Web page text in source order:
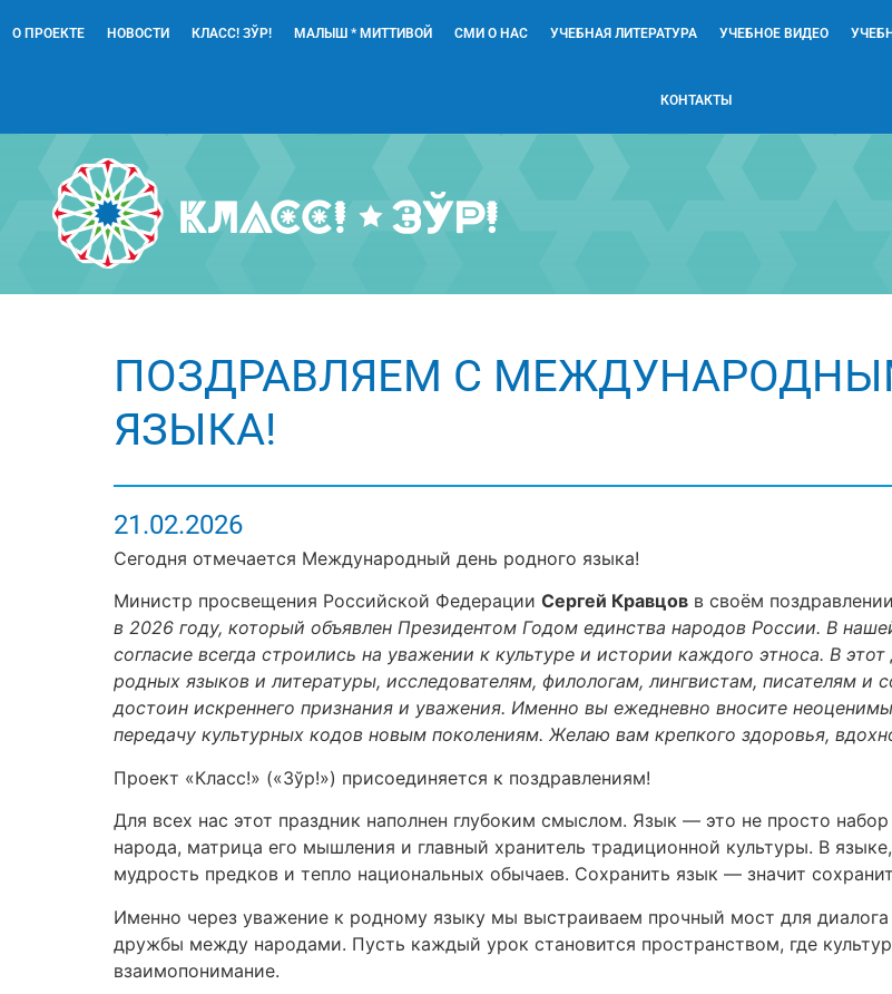
О ПРОЕКТЕ НОВОСТИ КЛАСС! ЗЎР! МАЛЫШ * МИТТИВОЙ СМИ О НАС УЧЕБНАЯ ЛИТЕРАТУРА УЧЕБНОЕ ВИДЕО
КОНТАКТЫ
ПОЗДРАВЛЯЕМ С
ЯЗЫКА!
21.02.2026
Сегодня отмечается Международный день родного языка!
Министр просвещения Российской Федерации Сергей Кравцов в своём
в 2026 году, который объявлен Президентом Годом единства народов России. В
согласие всегда строились на уважении к культуре и истории каждого этноса. В
родных языков и литературы, исследователям, филологам, лингвистам, писателям и
достоин искреннего признания и уважения. Именно вы ежедневно вносите
передачу культурных кодов новым поколениям. Желаю вам крепкого здоровья,
Проект «Класс!» («Зўр!») присоединяется к поздравлениям!
Для всех нас этот праздник наполнен глубоким смыслом. Язык — это не просто
народа, матрица его мышления и главный хранитель традиционной культуры. В
мудрость предков и тепло национальных обычаев. Сохранить язык — значит
Именно через уважение к родному языку мы выстраиваем прочный мост для
дружбы между народами. Пусть каждый урок становится пространством, где
взаимопонимание.